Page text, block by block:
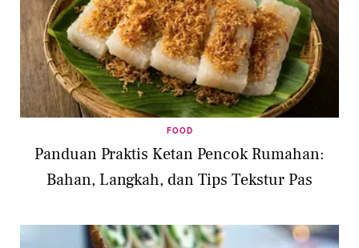
FOOD
Panduan Praktis Ketan Pencok Rumahan:
Bahan, Langkah, dan Tips Tekstur Pas